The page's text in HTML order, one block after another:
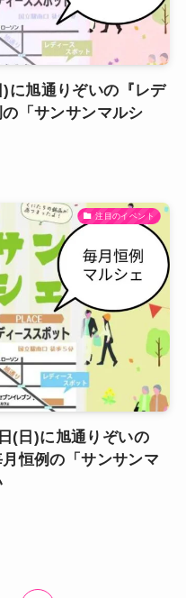
に旭通りぞいの『レデ
「サンサンマルシ
注目のイベント
(日)に旭通りぞいの
月恒例の「サンサンマ